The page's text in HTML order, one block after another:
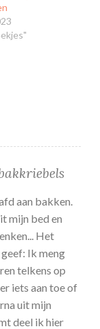
aan bakken.
mijn bed en
Het
Ik meng
telkens op
iets aan toe of
uit mijn
deel ik hier